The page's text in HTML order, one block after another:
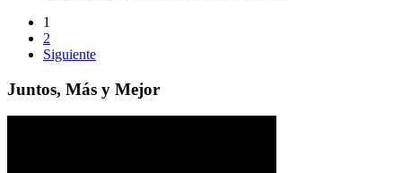
1
2
Siguiente
Juntos, Más y Mejor